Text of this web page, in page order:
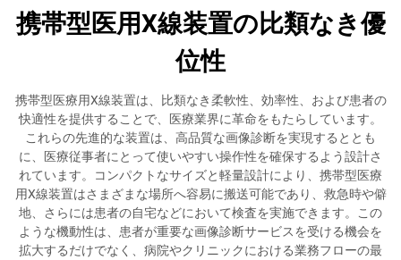
携帯型医用X線装置の比類なき優
位性
携帯型医療用X線装置は、比類なき柔軟性、効率性、および患者の
快適性を提供することで、医療業界に革命をもたらしています。
これらの先進的な装置は、高品質な画像診断を実現するととも
に、医療従事者にとって使いやすい操作性を確保するよう設計さ
れています。コンパクトなサイズと軽量設計により、携帯型医療
用X線装置はさまざまな場所へ容易に搬送可能であり、救急時や僻
地、さらには患者の自宅などにおいて検査を実施できます。この
ような機動性は、患者が重要な画像診断サービスを受ける機会を
拡大するだけでなく、病院やクリニックにおける業務フローの最